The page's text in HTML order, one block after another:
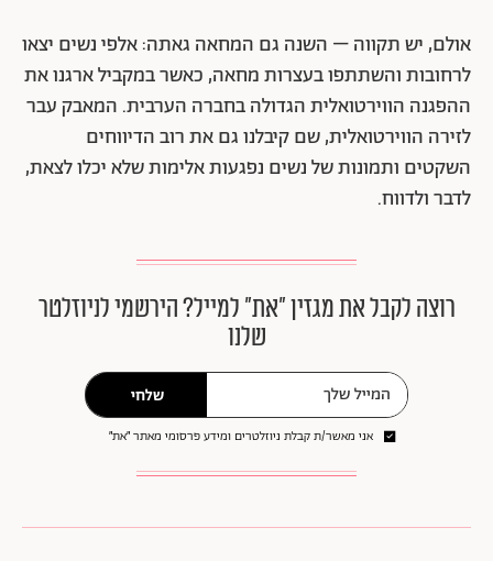
אולם, יש תקווה – השנה גם המחאה גאתה: אלפי נשים יצאו
לרחובות והשתתפו בעצרות מחאה, כאשר במקביל ארגנו את
ההפגנה הווירטואלית הגדולה בחברה הערבית. המאבק עבר
לזירה הווירטואלית, שם קיבלנו גם את רוב הדיווחים
השקטים ותמונות של נשים נפגעות אלימות שלא יכלו לצאת,
לדבר ולדווח.
רוצה לקבל את מגזין ״את״ למייל? הירשמי לניוזלטר
שלנו
שלחי
אני מאשר/ת קבלת ניוזלטרים ומידע פרסומי מאתר ״את״